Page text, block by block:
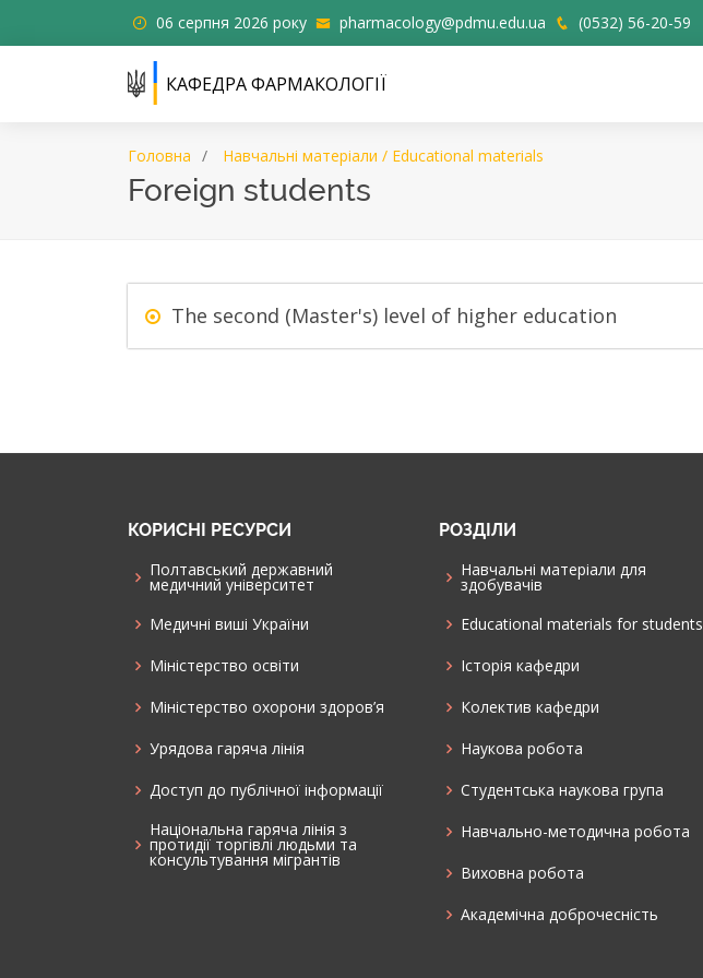
06 серпня 2026 року pharmacology@pdmu.edu.ua (0532) 56-20-59
КАФЕДРА ФАРМАКОЛОГІЇ
Головна Навчальні матеріали / Educational materials
Foreign students
The second (Master's) level of higher education
КОРИСНІ РЕСУРСИ
Полтавський державний
медичний університет
Медичні виші України
Міністерство освіти
Міністерство охорони здоров’я
Урядова гаряча лінія
Доступ до публічної інформації
Національна гаряча лінія з
протидії торгівлі людьми та
консультування мiгрантiв
РОЗДІЛИ
Навчальні матеріали для
здобувачів
Educational materials for students
Історія кафедри
Колектив кафедри
Наукова робота
Cтудентська наукова група
Навчально-методична робота
Виховна робота
Академічна доброчесність